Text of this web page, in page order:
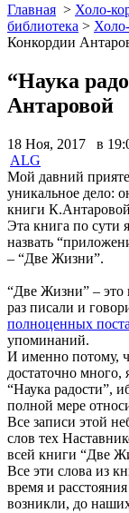
Главная > Холо-
библиотека >
Конкордии
“Наука
Антаровой
18 Ноя, 2017 в
ALG
Мой давний
уникальное дело:
книги
Эта книга по сути
назвать
– “Две Жизни”.
“Две Жизни” –
раз писали и
полноценных
упоминаний.
И именно потому,
достаточно много,
“Наука радости”,
полной мере
Все записи этой
слов тех
всей книги “Две
Все эти слова из
время и
возникли, до